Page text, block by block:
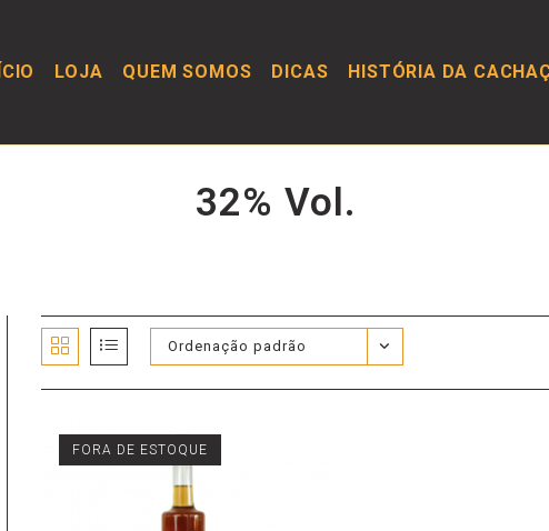
LOJA QUEM SOMOS DICAS HISTÓRIA DA
32% Vol.
Ordenação padrão
FORA DE ESTOQUE